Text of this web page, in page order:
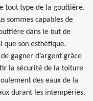
tout type de la gouttière.
sommes capables de
dans le but de
que son esthétique.
gagner d’argent grâce
la sécurité de la toiture
des eaux de la
durant les intempéries.